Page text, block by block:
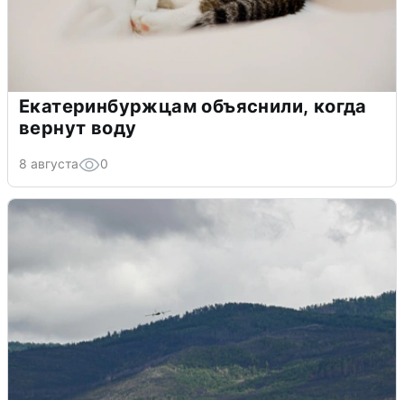
Екатеринбуржцам объяснили, когда
вернут воду
8 августа 0